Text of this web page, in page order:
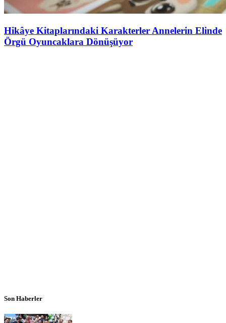
Hikâye Kitaplarındaki Karakterler Annelerin Elinde
Örgü Oyuncaklara Dönüşüyor
Son Haberler